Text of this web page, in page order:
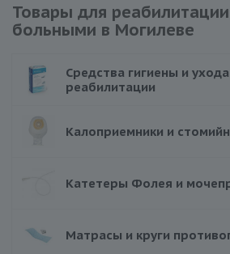
Товары для
больными в Могилеве
Средства гигиены и
реабилитации
Калоприемники и
Катетеры Фолея и
Матрасы и круги